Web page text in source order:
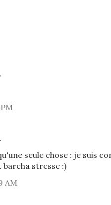
seule chose : je suis
barcha stresse :)
AM